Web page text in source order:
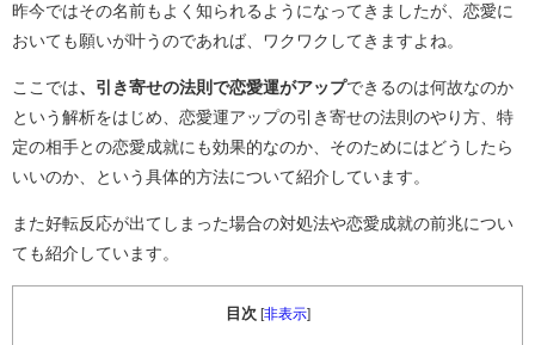
昨今ではその名前もよく知られるようになってきましたが、恋愛に
おいても願いが叶うのであれば、ワクワクしてきますよね。
ここでは、引き寄せの法則で恋愛運がアップできるのは何故なのか
という解析をはじめ、恋愛運アップの引き寄せの法則のやり方、特
定の相手との恋愛成就にも効果的なのか、そのためにはどうしたら
いいのか、という具体的方法について紹介しています。
また好転反応が出てしまった場合の対処法や恋愛成就の前兆につい
ても紹介しています。
目次 [非表示]